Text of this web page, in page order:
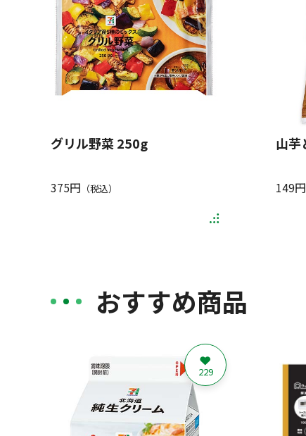
グリル野菜 250g
375円 （税込）
山
149円
おすすめ商品
229